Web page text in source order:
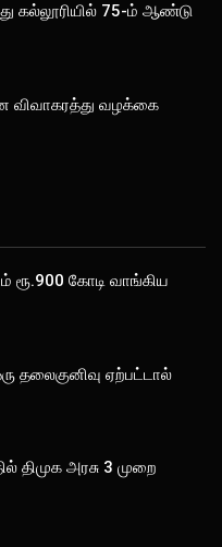
கல்லூரியில் 75-ம் ஆண்டு
விவாகரத்து வழக்கை
ரூ.900 கோடி வாங்கிய
தலைகுனிவு ஏற்பட்டால்
திமுக அரசு 3 முறை